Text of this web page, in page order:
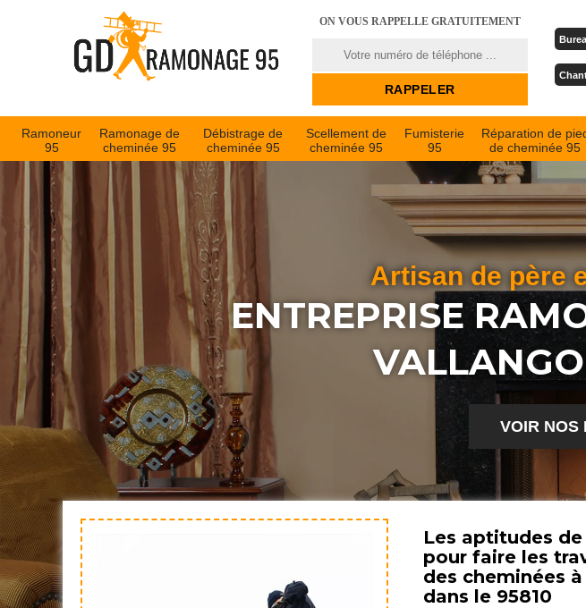
ON VOUS RAPPELLE GRATUITEMENT
Ramoneur
95
Ramonage de
cheminée 95
Débistrage de
cheminée 95
Scellement de
cheminée 95
Fumisterie
95
Réparation de
de cheminée 95
Artisan de père
ENTREPRISE
VOIR NOS
Les aptitudes
pour faire les
des cheminées
dans le 95810